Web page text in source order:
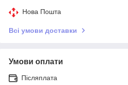
Нова Пошта
Всі умови доставки
Умови оплати
Післяплата